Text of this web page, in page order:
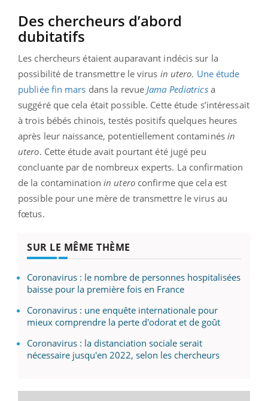
Des chercheurs d’abord
dubitatifs
Les chercheurs étaient auparavant indécis sur la
possibilité de transmettre le virus in utero. Une étude
publiée fin mars dans la revue Jama Pediatricsa
suggéré que cela était possible. Cette étude s’intéressait
à trois bébés chinois, testés positifs quelques heures
après leur naissance, potentiellement contaminésin
utero. Cette étude avait pourtant été jugé peu
concluante par de nombreux experts. La confirmation
de la contamination in uteroconfirme que cela est
possible pour une mère de transmettre le virus au
fœtus.
SUR LE MÊME THÈME
Coronavirus : le nombre de personnes hospitalisées
baisse pour la première fois en France
Coronavirus : une enquête internationale pour
mieux comprendre la perte d'odorat et de goût
Coronavirus : la distanciation sociale serait
nécessaire jusqu'en 2022, selon les chercheurs